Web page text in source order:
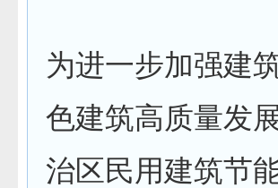
为进一步加强建
色建筑高质量发
治区民用建筑节